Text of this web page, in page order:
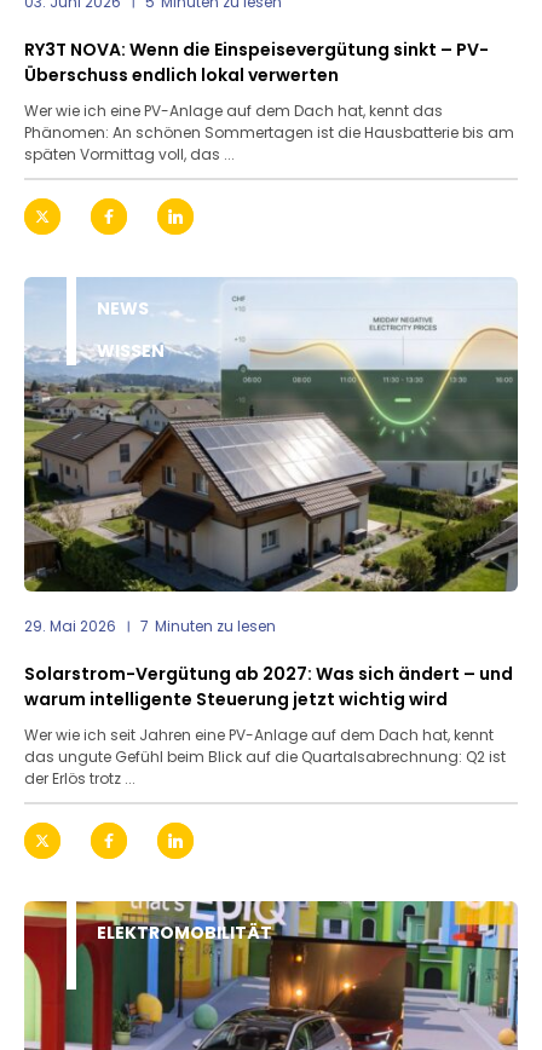
RY3T NOVA: Wenn die Einspeisevergütung sinkt – PV-
Überschuss endlich lokal verwerten
Wer wie ich eine PV-Anlage auf dem Dach hat, kennt das
Phänomen: An schönen Sommertagen ist die Hausbatterie bis am
späten Vormittag voll, das ...
NEWS
WISSEN
29. Mai 2026 7 Minuten zu lesen
Solarstrom-Vergütung ab 2027: Was sich ändert – und
warum intelligente Steuerung jetzt wichtig wird
Wer wie ich seit Jahren eine PV-Anlage auf dem Dach hat, kennt
das ungute Gefühl beim Blick auf die Quartalsabrechnung: Q2 ist
der Erlös trotz ...
ELEKTROMOBILITÄT